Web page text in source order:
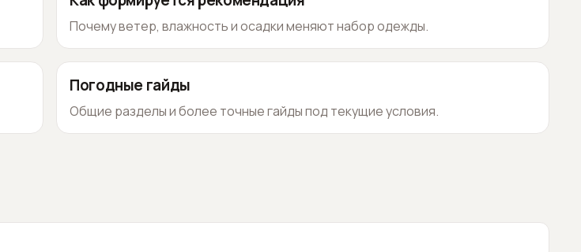
Почему ветер, влажность и осадки меняют набор одежды.
Погодные гайды
Общие разделы и более точные гайды под текущие условия.